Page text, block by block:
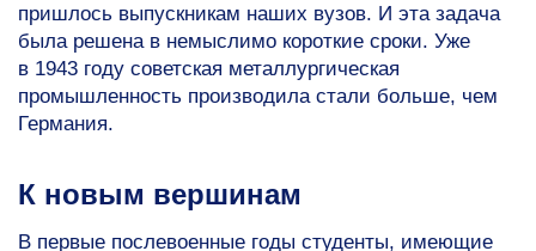
пришлось выпускникам наших вузов. И эта задача
была решена в немыслимо короткие сроки. Уже
в 1943 году советская металлургическая
промышленность производила стали больше, чем
Германия.
К новым вершинам
В первые послевоенные годы студенты, имеющие